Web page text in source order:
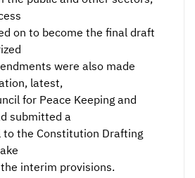
on to become the final draft
were also made
latest,
for Peace Keeping and
submitted a
the Constitution Drafting
interim provisions.